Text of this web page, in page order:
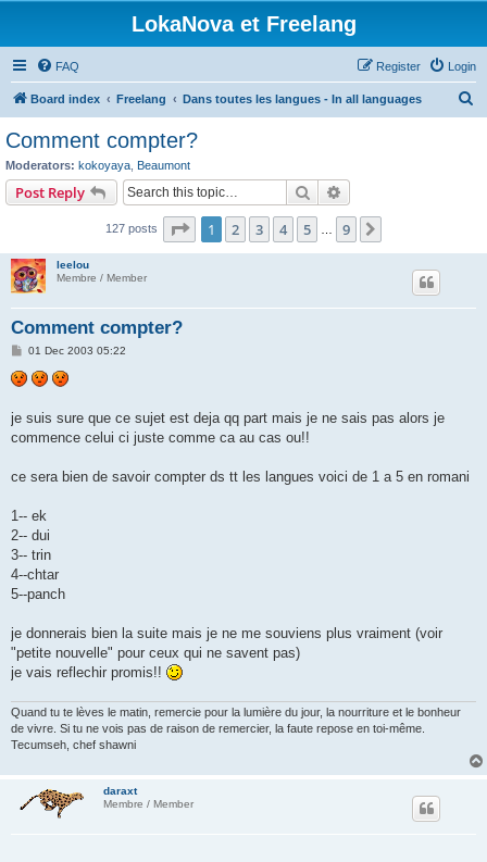
LokaNova et Freelang
FAQ Login
Register
Board index Freelang Dans toutes les langues - In all languages
Comment compter?
Moderators: kokoyaya Beaumont
Post Reply Search
127 posts Page 1of 9
1 2 3 4 5 9
leelou
Membre / Member
Comment compter?
P
s
t
01 Dec 2003 05:22
je suis sure que ce sujet est deja qq part mais je ne sais pas alors je
commence celui ci juste comme ca au cas ou!!
ce sera bien de savoir compter ds tt les langues voici de 1 a 5 en romani
1-- ek
2-- dui
3-- trin
4--chtar
5--panch
je donnerais bien la suite mais je ne me souviens plus vraiment (voir
"petite nouvelle" pour ceux qui ne savent pas)
je vais reflechir promis!!
Quand tu te lèves le matin, remercie pour la lumière du jour, la nourriture et le bonheur
de vivre. Si tu ne vois pas de raison de remercier, la faute repose en toi-même.
Tecumseh, chef shawni
daraxt
Membre / Member